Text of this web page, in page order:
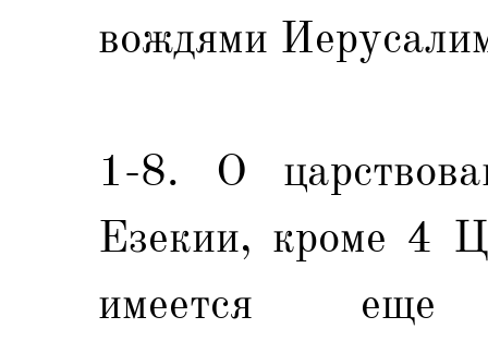
вождями
1-8. О
Езекии, кроме 4
имеется еще